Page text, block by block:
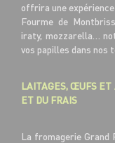
offrira une expérience
Fourme de
iraty, mozzarella…
vos papilles dans nos
LAITAGES, ŒUFS ET
ET DU FRAIS
La fromagerie Grand